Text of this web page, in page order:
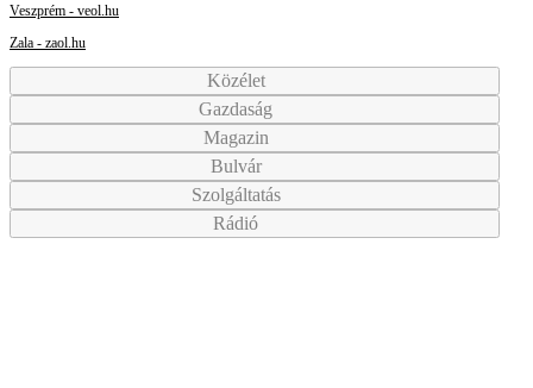
Veszprém - veol.hu
Zala - zaol.hu
Közélet
Gazdaság
Magazin
Bulvár
Szolgáltatás
Rádió